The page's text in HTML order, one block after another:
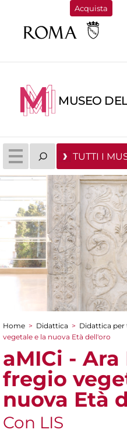
Acquista
MUSEO
TUTTI I
Tu sei qui
Home > Didattica > Didattica
vegetale e la nuova Età dell'oro
aMICi - Ara
fregio
nuova Età
Con LIS